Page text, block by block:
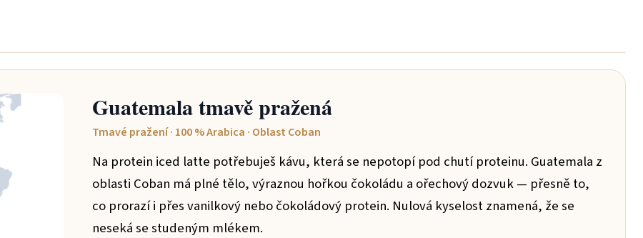
Guatemala tmavě pražená
Tmavé pražení · 100 % Arabica · Oblast Coban
Na protein iced latte potřebuješ kávu, která se nepotopí pod chutí proteinu. Guatemala z
oblasti Coban má plné tělo, výraznou hořkou čokoládu a ořechový dozvuk — přesně to,
co prorazí i přes vanilkový nebo čokoládový protein. Nulová kyselost znamená, že se
neseká se studeným mlékem.